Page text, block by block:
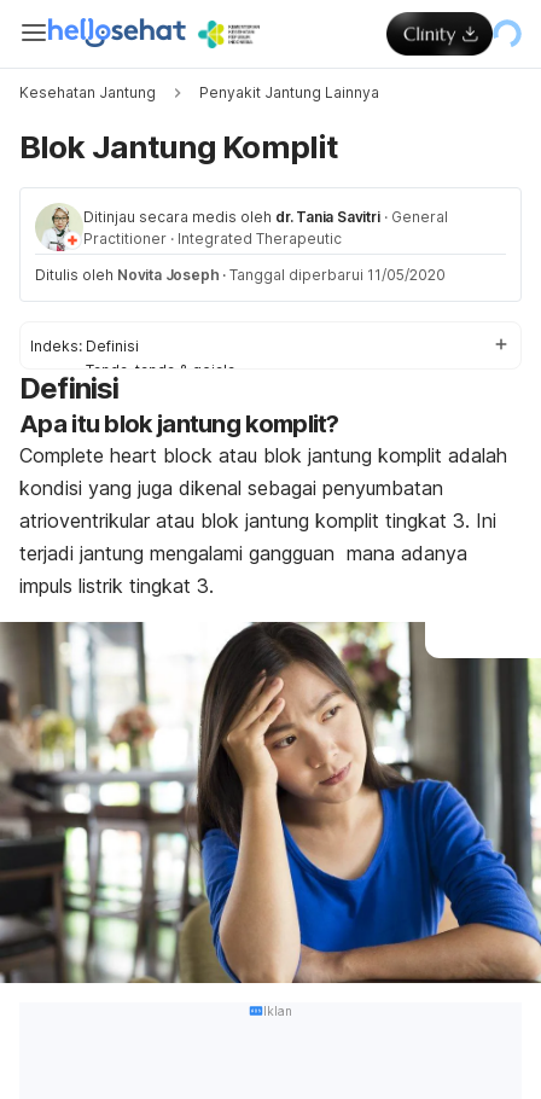
Kesehatan Jantung Penyakit Jantung Lainnya
Blok Jantung Komplit
Ditinjau secara medis oleh dr. Tania Savitri · General
Practitioner · Integrated Therapeutic
Ditulis oleh Novita Joseph · Tanggal diperbarui 11/05/2020
Indeks: Definisi
Tanda-tanda & gejala
Penyebab
Faktor-faktor risiko
Obat & Pengobatan
Pengobatan di rumah
Definisi
Apa itu blok jantung komplit?
Complete heart block atau blok jantung komplit adalah
kondisi yang juga dikenal sebagai penyumbatan
atrioventrikular atau blok jantung komplit tingkat 3. Ini
terjadi jantung mengalami gangguan mana adanya
impuls listrik tingkat 3.
Iklan